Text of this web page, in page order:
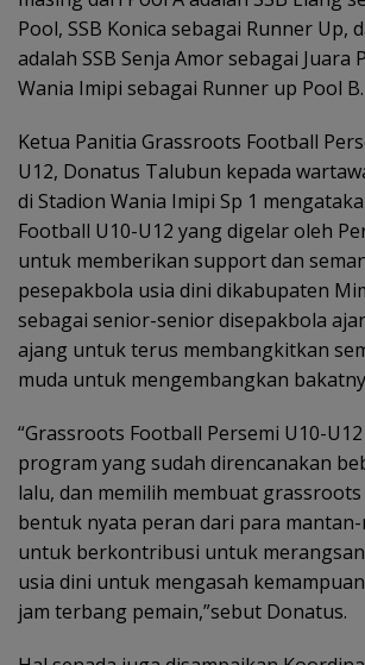
Pool, SSB Konica sebagai Runner Up,
adalah SSB Senja Amor sebagai Juara
Wania Imipi sebagai Runner up Pool B.
Ketua Panitia Grassroots Football
U12, Donatus Talubun kepada
di Stadion Wania Imipi Sp 1
Football U10-U12 yang digelar oleh
untuk memberikan support dan
pesepakbola usia dini dikabupaten
sebagai senior-senior disepakbola
ajang untuk terus membangkitkan
muda untuk mengembangkan
“Grassroots Football Persemi U10-
program yang sudah direncanakan
lalu, dan memilih membuat
bentuk nyata peran dari para
untuk berkontribusi untuk
usia dini untuk mengasah
jam terbang pemain,”sebut Donatus.